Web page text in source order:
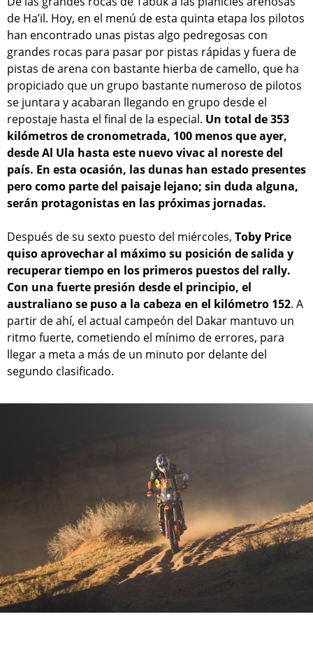
de Ha’il. Hoy, en el menú de esta quinta etapa los pilotos
han encontrado unas pistas algo pedregosas con
grandes rocas para pasar por pistas rápidas y fuera de
pistas de arena con bastante hierba de camello, que ha
propiciado que un grupo bastante numeroso de pilotos
se juntara y acabaran llegando en grupo desde el
repostaje hasta el final de la especial. Un total de 353
kilómetros de cronometrada, 100 menos que ayer,
desde Al Ula hasta este nuevo vivac al noreste del
país. En esta ocasión, las dunas han estado presentes
pero como parte del paisaje lejano; sin duda alguna,
serán protagonistas en las próximas jornadas.
Después de su sexto puesto del miércoles, Toby Price
quiso aprovechar al máximo su posición de salida y
recuperar tiempo en los primeros puestos del rally.
Con una fuerte presión desde el principio, el
australiano se puso a la cabeza en el kilómetro 152. A
partir de ahí, el actual campeón del Dakar mantuvo un
ritmo fuerte, cometiendo el mínimo de errores, para
llegar a meta a más de un minuto por delante del
segundo clasificado.